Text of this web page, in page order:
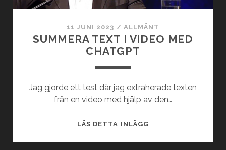
11 JUNI 2023 / ALLMÄNT
SUMMERA TEXT I VIDEO MED
CHATGPT
Jag gjorde ett test där jag extraherade texten
från en video med hjälp av den…
LÄS DETTA INLÄGGSUMMERA